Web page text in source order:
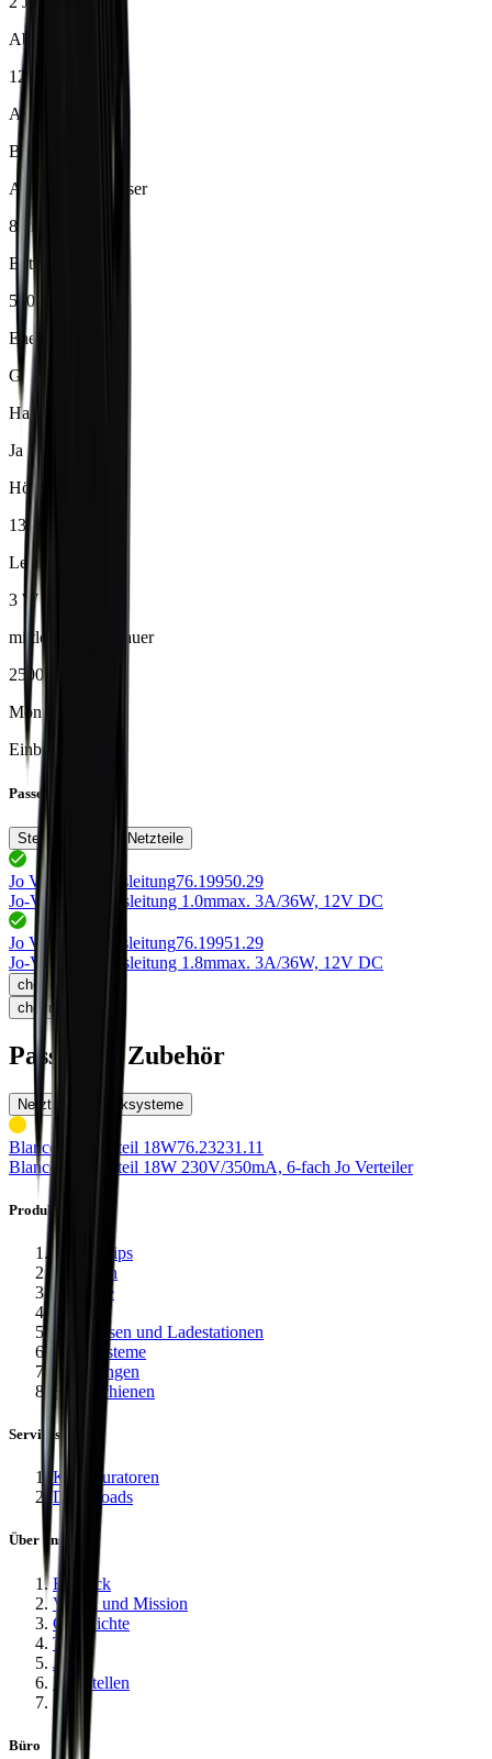
Abstrahlwinkel
120 °
Anwendung
Bad , Küche
Aussendurchmesser
84 mm
Betriebsstrom
500 mA
Energieeffizienz
G
Halogenfrei
Ja
Höhe
13 mm
Leistung
3 W
mittlere Lebensdauer
25000 h
Montageart
Einbau
Passendes Zubehör
Stecksysteme Netzteile
Jo Verlängerungsleitung76.19950.29
Jo-Verlängerungsleitung 1.0mmax. 3A/36W, 12V DC
Jo Verlängerungsleitung76.19951.29
Jo-Verlängerungsleitung 1.8mmax. 3A/36W, 12V DC
chevron_left
chevron_right
Passendes Zubehör
Netzteile Stecksysteme
Blanco 58 Netzteil 18W76.23231.11
Blanco 58 Netzteil 18W 230V/350mA, 6-fach Jo Verteiler
Produkte
LED-Strips
Leuchten
Netzteile
Steckdosen und Ladestationen
Stecksysteme
Steuerungen
Stromschienen
Services
Konfiguratoren
Downloads
Über uns
Einblick
Vision und Mission
Geschichte
Team
Jobs
Lehrstellen
Blog
Büro